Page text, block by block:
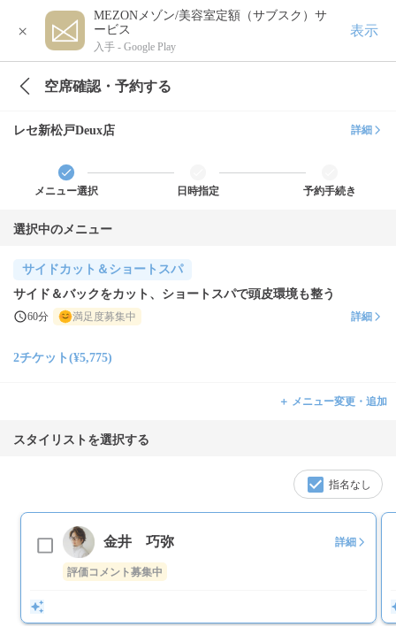
×
MEZONメゾン/美容室定額（サブスク）サ
ービス
入手 - Google Play
表示
空席確認・予約する
レセ新松戸Deux店 詳細
メニュー選択 日時指定 予約手続き
選択中のメニュー
サイドカット＆ショートスパ
サイド＆バックをカット、ショートスパで頭皮環境も整う
60分 満足度募集中 詳細
2チケット(¥5,775)
＋ メニュー変更・追加
スタイリストを選択する
指名なし
金井 巧弥 詳細
評価コメント募集中